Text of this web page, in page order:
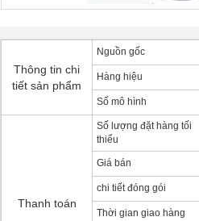
Thông tin chi
tiết sản phẩm
Nguồn gốc
Hàng hiệu
Số mô hình
Thanh toán
Số lượng đặt hàng tối
thiểu
Giá bán
chi tiết đóng gói
Thời gian giao hàng